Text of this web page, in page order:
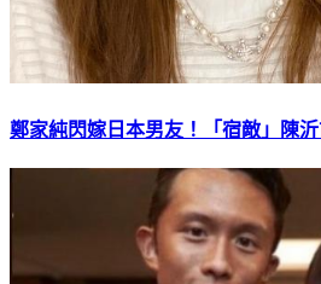
鄭家純閃嫁日本男友！「宿敵」陳